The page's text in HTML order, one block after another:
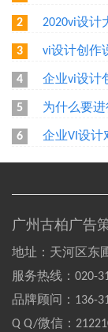
2 2020vi设计
3 vi设计创作
4 企业vi设计
5 为什么要进
6 企业VI设计
广州古柏广告
地址：天河区东
服务热线： 020-
品牌顾问： 136-
Q Q/微信：